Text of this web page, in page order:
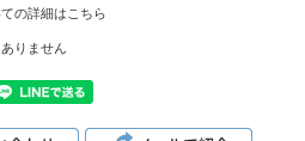
の詳細はこちら
りません